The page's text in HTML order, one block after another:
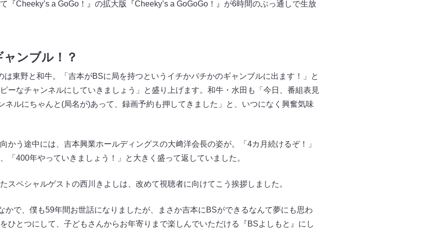
『Cheeky’s a GoGo！』の拡大版『Cheeky’s a GoGoGo！』が6時間のぶっ通しで生放
ンブル！？
は東野と和牛。「吉本がBSに局を持つというイチかバチかのギャンブルに出ます！」と
ーなチャンネルにしていきましょう」と盛り上げます。和牛・水田も「今日、番組表見
ネルにちゃんと(局名が)あって、録画予約も押してきました」と、いつになく興奮気味
かう途中には、吉本興業ホールディングスの大﨑洋会長の姿が。「4カ月続けるぞ！」
「400年やっていきましょう！」と大きく盛って返していました。
スペシャルゲストの西川きよしは、改めて視聴者に向けてこう挨拶しました。
かで、僕も59年間お世話になりましたが、まさか吉本にBSができるなんて夢にも思わ
ひとつにして、子どもさんからお年寄りまで楽しんでいただける『BSよしもと』にし